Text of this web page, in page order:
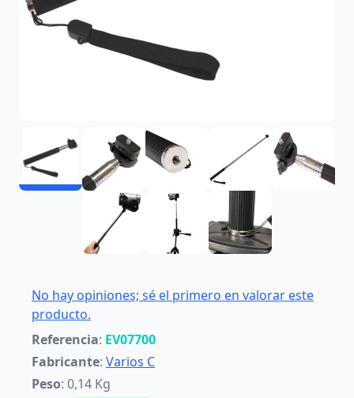
No hay opiniones; sé el primero en valorar este
producto.
Referencia: EV07700
Fabricante: Varios C
Peso: 0,14 Kg